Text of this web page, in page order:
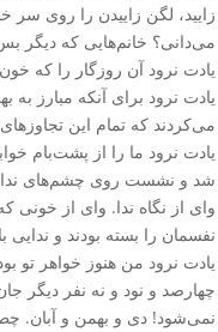
زایید، لگن زاییدن را روی
می‌دانی؟ خانم‌هایی که دیگر بس
یادت نرود آن روزگار را که
یادت نرود برای آنکه مبارز
می‌کردند که تمام این
یادت نرود ما را از پشت‌بام
شد و نشست روی چشم‌های
وای از نگاه ندا. وای از
نفسمان را بسته بودند و ندایی
یادت نرود من هنوز خواهر تو
چهارصد و نود و نه نفر دیگر
نمی‌شود! دی و بهمن و آبان.